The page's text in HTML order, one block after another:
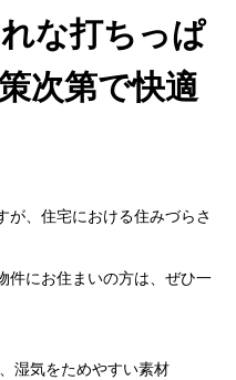
な打ちっぱ
次第で快適
が、住宅における住みづらさ
件にお住まいの方は、ぜひ一
湿気をためやすい素材